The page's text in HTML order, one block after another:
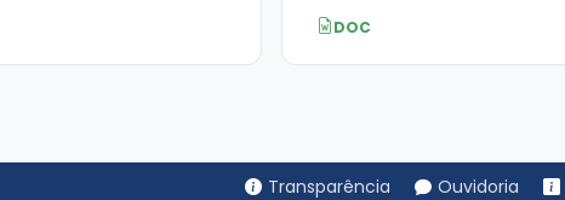
DOC
Transparência Ouvidoria